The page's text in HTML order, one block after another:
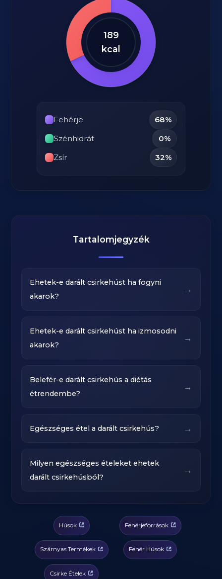
189
kcal
Fehérje
68%
Szénhidrát
0%
Zsír
32%
Tartalomjegyzék
Ehetek-e darált csirkehúst ha fogyni
akarok?
→
Ehetek-e darált csirkehúst ha izmosodni
akarok?
→
Belefér-e darált csirkehús a diétás
étrendembe?
→
Egészséges étel a darált csirkehús? →
Milyen egészséges ételeket ehetek
darált csirkehúsból?
→
Húsok Fehérjeforrások
Szárnyas Termékek Fehér Húsok
Csirke Ételek